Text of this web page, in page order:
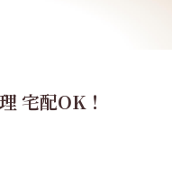
宅配OK！